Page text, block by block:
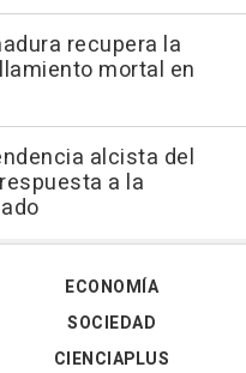
recupera la
mortal en
alcista del
a la
ECONOMÍA
SOCIEDAD
CIENCIAPLUS